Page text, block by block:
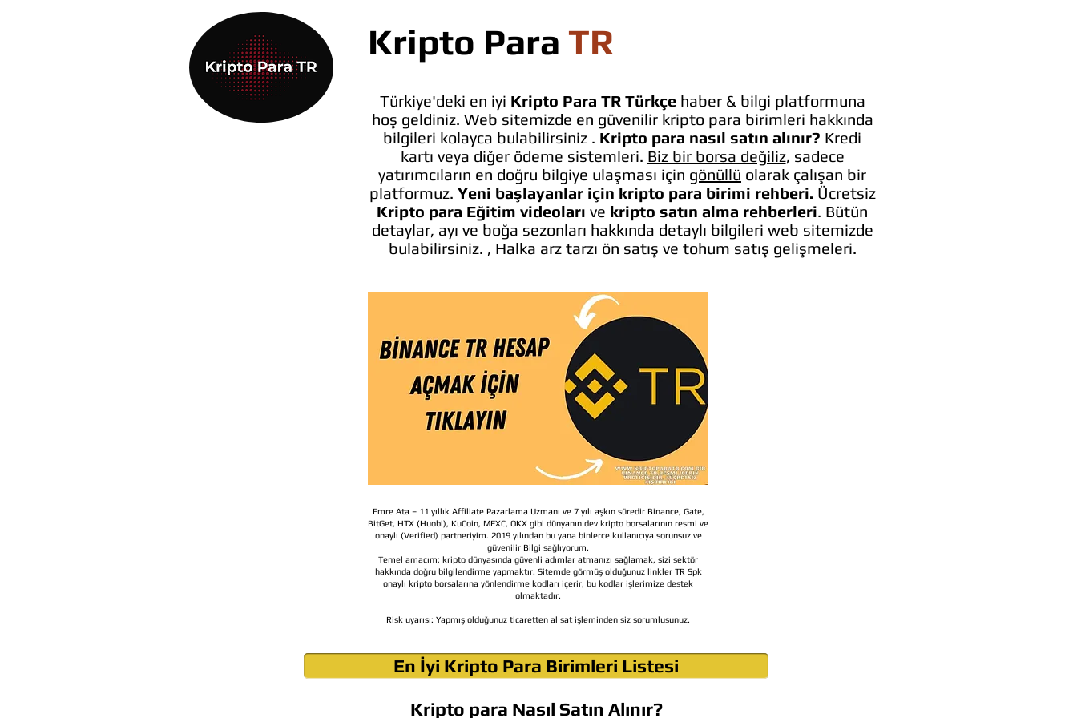
Kripto Para TR
Türkiye'deki en iyi Kripto Para TR Türkçe haber & bilgi platformuna
hoş geldiniz. Web sitemizde en güvenilir kripto para birimleri hakkında
bilgileri kolayca bulabilirsiniz . Kripto para nasıl satın alınır? Kredi
kartı veya diğer ödeme sistemleri. Biz bir borsa değiliz, sadece
yatırımcıların en doğru bilgiye ulaşması için gönüllü olarak çalışan bir
platformuz. Yeni başlayanlar için kripto para birimi rehberi. Ücretsiz
Kripto para Eğitim videoları ve kripto satın alma rehberleri. Bütün
detaylar, ayı ve boğa sezonları hakkında detaylı bilgileri web sitemizde
bulabilirsiniz. , Halka arz tarzı ön satış ve tohum satış gelişmeleri.
Emre Ata – 11 yıllık Affiliate Pazarlama Uzmanı ve 7 yılı aşkın süredir Binance, Gate,
BitGet, HTX (Huobi), KuCoin, MEXC, OKX gibi dünyanın dev kripto borsalarının resmi ve
onaylı (Verified) partneriyim. 2019 yılından bu yana binlerce kullanıcıya sorunsuz ve
güvenilir Bilgi sağlıyorum.
Temel amacım; kripto dünyasında güvenli adımlar atmanızı sağlamak, sizi sektör
hakkında doğru bilgilendirme yapmaktır. Sitemde görmüş olduğunuz linkler TR Spk
onaylı kripto borsalarına yönlendirme kodları içerir, bu kodlar işlerimize destek
olmaktadır.
Risk uyarısı: Yapmış olduğunuz ticaretten al sat işleminden siz sorumlusunuz.
En İyi Kripto Para Birimleri Listesi
Kripto para Nasıl Satın Alınır?